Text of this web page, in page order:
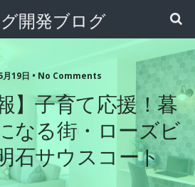
開発ブログ
月19日 • No Comments
】子育て応援！暮
なる街・ローズビ
石サウスコート